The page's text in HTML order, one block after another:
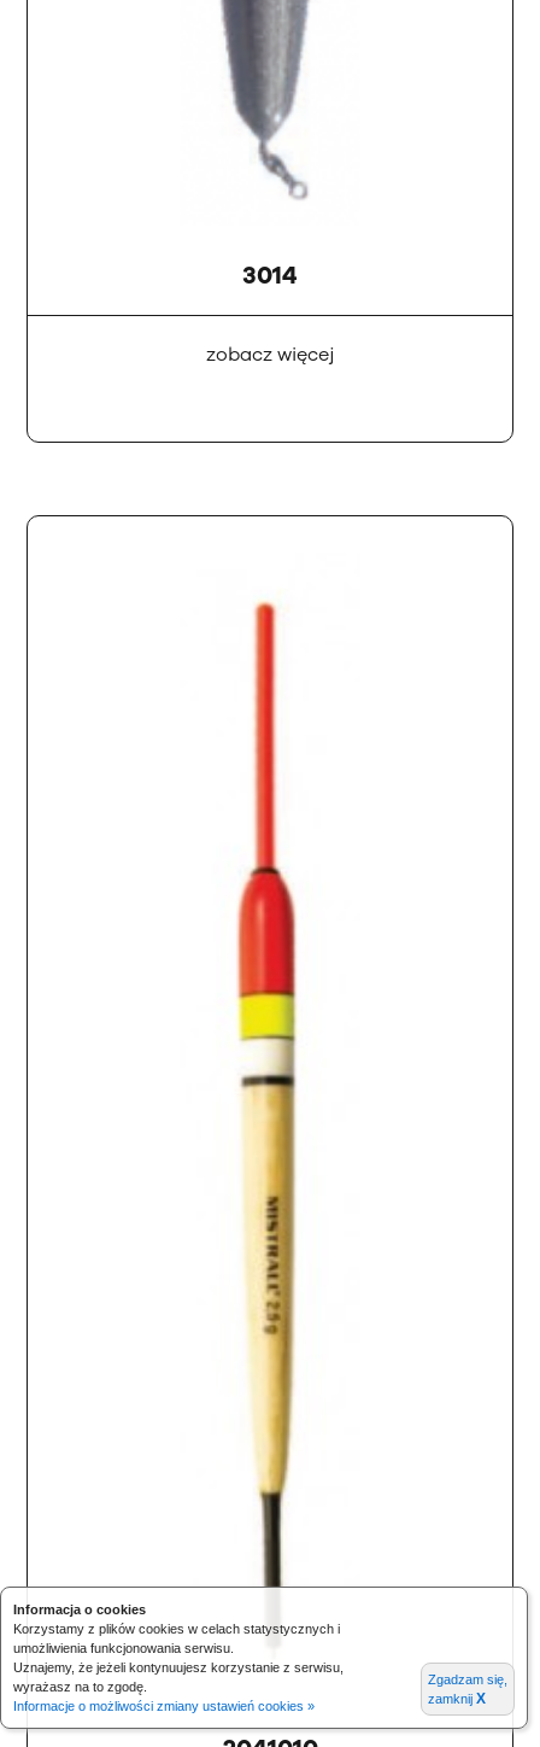
Informacja o cookies
Korzystamy z plików cookies w celach statystycznych i
umożliwienia funkcjonowania serwisu.
Uznajemy, że jeżeli kontynuujesz korzystanie z serwisu,
wyrażasz na to zgodę.
Informacje o możliwości zmiany ustawień cookies »
Zgadzam się,
zamknij X
3014
zobacz więcej